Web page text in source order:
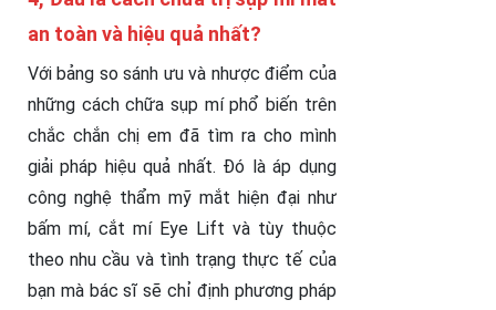
an toàn và hiệu quả nhất?
Với bảng so sánh ưu và nhược điểm của
những cách chữa sụp mí phổ biến trên
chắc chắn chị em đã tìm ra cho mình
giải pháp hiệu quả nhất. Đó là áp dụng
công nghệ thẩm mỹ mắt hiện đại như
bấm mí, cắt mí Eye Lift và tùy thuộc
theo nhu cầu và tình trạng thực tế của
bạn mà bác sĩ sẽ chỉ định phương pháp